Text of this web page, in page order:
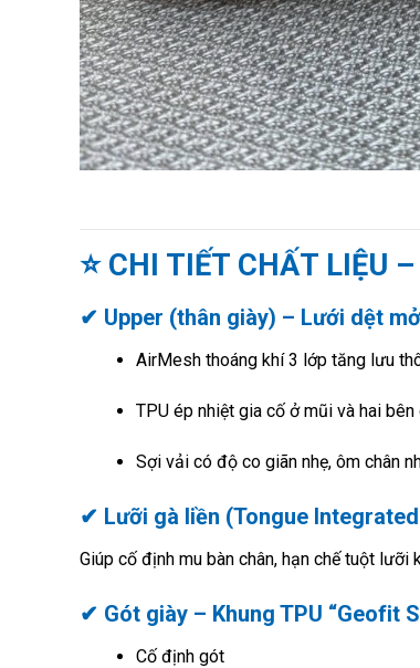
⭐ CHI TIẾT CHẤT LIỆU
✔ Upper (thân giày) – Lưới dệt
AirMesh thoáng khí 3 lớp tăng lưu
TPU ép nhiệt gia cố ở mũi và hai
Sợi vải có độ co giãn nhẹ, ôm chân
✔ Lưỡi gà liền (Tongue
Giúp cố định mu bàn chân, hạn chế tuột lưỡi
✔ Gót giày – Khung TPU “Geofit
Cố định gót